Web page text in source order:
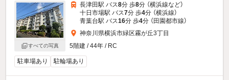
すべての写真
長津田駅 バス8分 歩8分 （横浜線など）
十日市場駅 バス7分 歩4分 （横浜線）
青葉台駅 バス16分 歩4分 （田園都市線）
神奈川県横浜市緑区霧が丘3丁目
5階建 / 44年 / RC
駐車場あり 駐輪場あり